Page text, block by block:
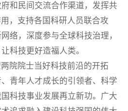
和民间交流合作渠道，发挥共
，支持各国科研人员联合攻
络，深度参与全球科技治理，
科技更好造福人类。
院院士当好科技前沿的开拓
青年人才成长的引领者、科学
科技事业发展再立新功。广大